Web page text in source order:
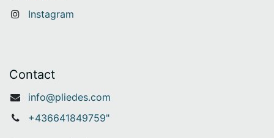
Instagram
Contact
info@pliedes.com
+436641849759"